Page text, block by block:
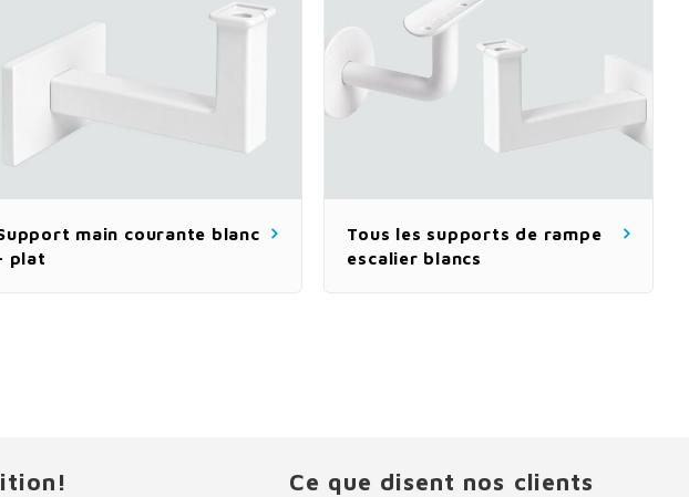
main courante blanc
plat
Tous les supports de rampe
escalier blancs
Ce que disent nos clients